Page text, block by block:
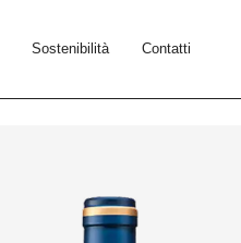
Sostenibilità Contatti